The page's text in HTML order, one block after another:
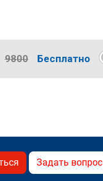
9800 Бесплатно
Задать вопрос